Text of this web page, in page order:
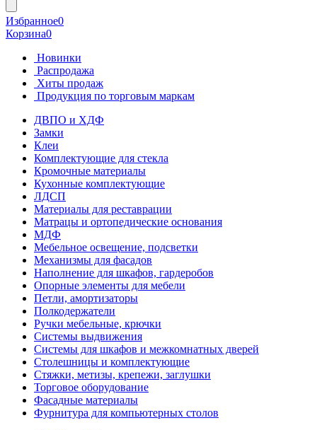
Избранное0
Корзина0
Новинки
Распродажа
Хиты продаж
Продукция по торговым маркам
ДВПО и ХДФ
Замки
Клеи
Комплектующие для стекла
Кромочные материалы
Кухонные комплектующие
ЛДСП
Материалы для реставрации
Матрацы и ортопедические основания
МДФ
Мебельное освещение, подсветки
Механизмы для фасадов
Наполнение для шкафов, гардеробов
Опорные элементы для мебели
Петли, амортизаторы
Полкодержатели
Ручки мебельные, крючки
Системы выдвижения
Системы для шкафов и межкомнатных дверей
Столешницы и комплектующие
Стяжки, метизы, крепежи, заглушки
Торговое оборудование
Фасадные материалы
Фурнитура для компьютерных столов